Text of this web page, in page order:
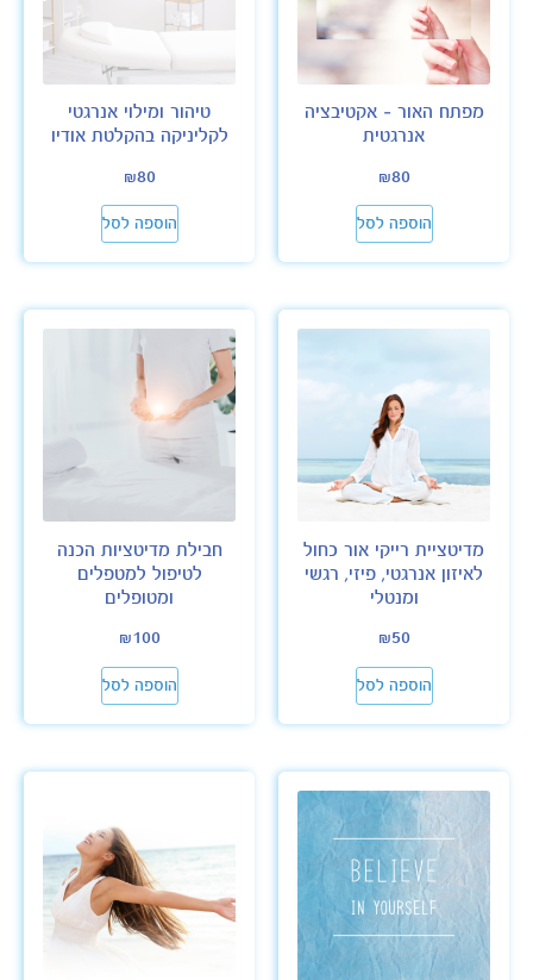
מפתח האור – אקטיבציה
אנרגטית
₪80
הוספה לסל
טיהור ומילוי אנרגטי
לקליניקה בהקלטת אודיו
₪80
הוספה לסל
מדיטציית רייקי אור כחול
לאיזון אנרגטי, פיזי, רגשי
ומנטלי
₪50
הוספה לסל
חבילת מדיטציות הכנה
לטיפול למטפלים
ומטופלים
₪100
הוספה לסל